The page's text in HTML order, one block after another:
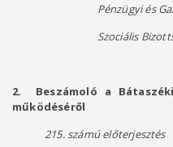
Pénzügyi és
Szociális
2. Beszámoló a
működéséről
215. számú előterjesztés